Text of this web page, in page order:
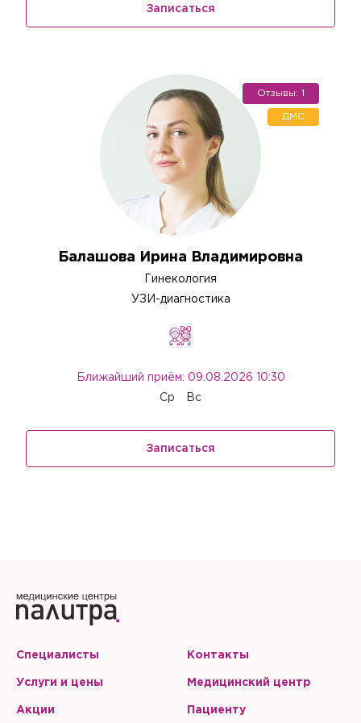
Записаться
Балашова Ирина Владимировна
Гинекология
УЗИ-диагностика
Ближайший приём: 09.08.2026 10:30
Ср Вс
Записаться
Отзывы: 1
ДМС
Специалисты
Услуги и цены
Акции
Контакты
Медицинский центр
Пациенту